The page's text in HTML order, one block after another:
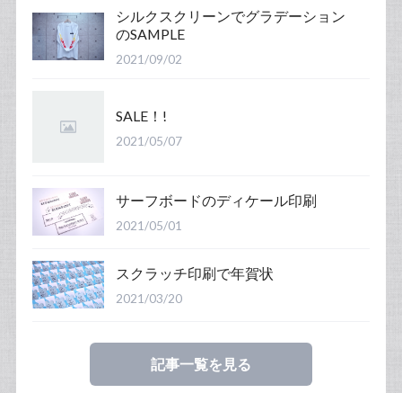
シルクスクリーンでグラデーション
のSAMPLE
2021/09/02
SALE！!
2021/05/07
サーフボードのディケール印刷
2021/05/01
スクラッチ印刷で年賀状
2021/03/20
記事一覧を見る